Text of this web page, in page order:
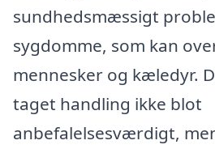
sundhedsmæssigt
sygdomme, som kan
mennesker og kæledyr.
taget handling ikke blot
anbefalelsesværdigt,